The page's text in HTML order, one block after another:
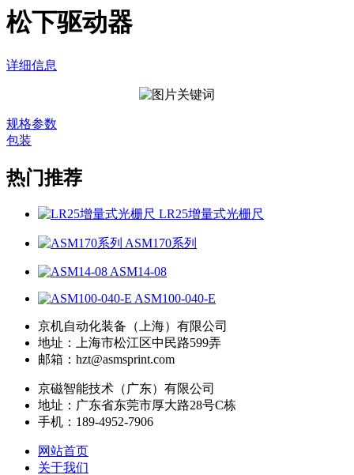
松下驱动器
详细信息
规格参数
包装
热门推荐
LR25增量式光栅尺
ASM170系列
ASM14-08
ASM100-040-E
京机自动化装备（上海）有限公司
地址：上海市松江区中民路599弄
邮箱：hzt@asmsprint.com
京磁智能技术（广东）有限公司
地址：广东省东莞市厚大路28号C栋
手机：189-4952-7906
网站首页
关于我们